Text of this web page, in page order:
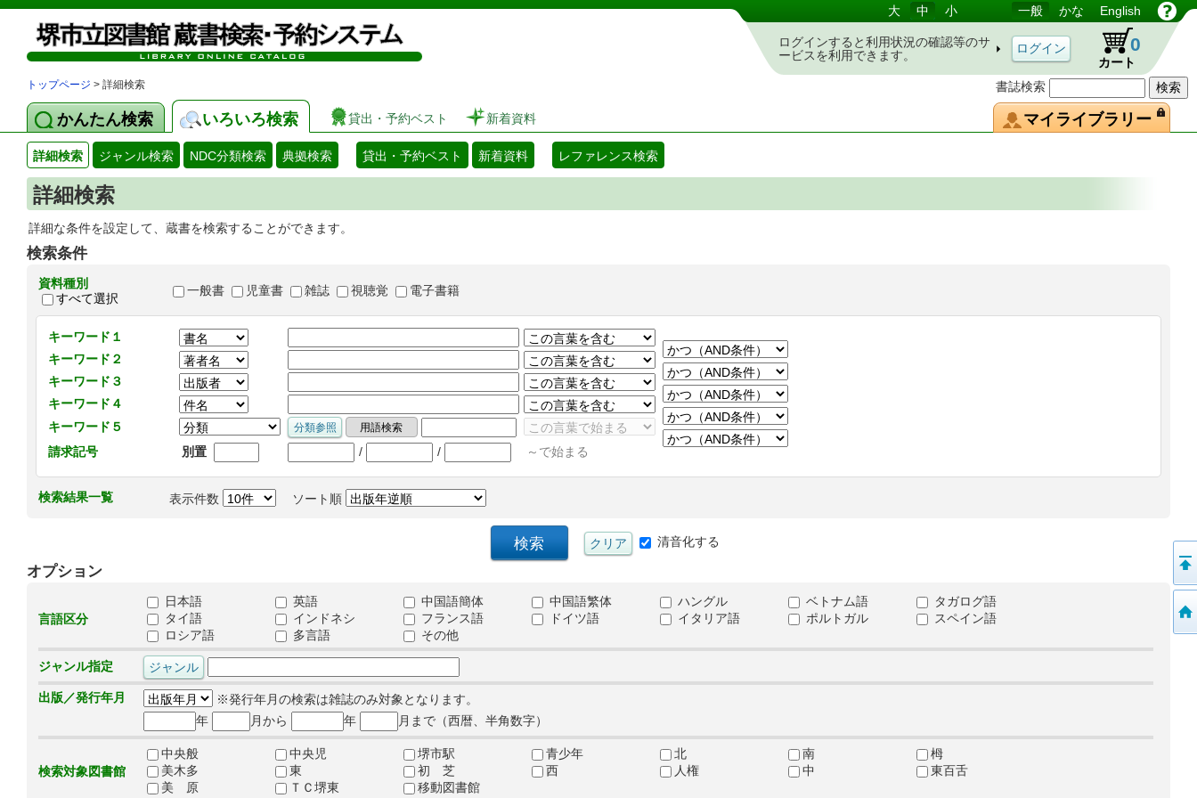
図書館 蔵書検索・予約システム
書誌検索
大 中 小 一般 かな English
ログインすると利用状況の確認等のサ
ービスを利用できます。
カート
0
トップページ > 詳細検索
かんたん検索 いろいろ検索 貸出・予約ベスト 新着資料 マイライブラリー
詳細検索 ジャンル検索 NDC分類検索 典拠検索 貸出・予約ベスト 新着資料 レファレンス検索
詳細検索
詳細な条件を設定して、蔵書を検索することができます。
検索条件
資料種別
すべて選択
一般書 児童書 雑誌 視聴覚 電子書籍
キーワード１
キーワード２
キーワード３
キーワード４
キーワード５
請求記号
別置 / / ～で始まる
検索結果一覧 表示件数 ソート順
清音化する
オプション
言語区分
日本語 英語 中国語簡体 中国語繁体 ハングル ベトナム語
タガログ語
タイ語
インドネシ フランス語 ドイツ語 イタリア語 ポルトガル
スペイン語
ロシア語
多言語 その他
ジャンル指定
出版／発行年月
※発行年月の検索は雑誌のみ対象となります。
年
月から 年 月まで（西暦、半角数字）
検索対象図書館
中央般 中央児 堺市駅 青少年 北 南
栂
美木多
東 初 芝 西 人権 中
東百舌
美 原
ＴＣ堺東 移動図書館